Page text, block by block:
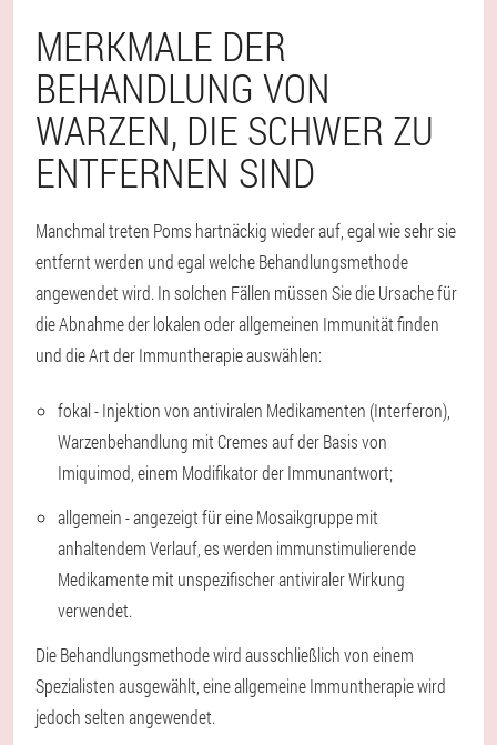
MERKMALE DER
BEHANDLUNG VON
WARZEN, DIE SCHWER ZU
ENTFERNEN SIND
Manchmal treten Poms hartnäckig wieder auf, egal wie sehr sie
entfernt werden und egal welche Behandlungsmethode
angewendet wird. In solchen Fällen müssen Sie die Ursache für
die Abnahme der lokalen oder allgemeinen Immunität finden
und die Art der Immuntherapie auswählen:
fokal - Injektion von antiviralen Medikamenten (Interferon),
Warzenbehandlung mit Cremes auf der Basis von
Imiquimod, einem Modifikator der Immunantwort;
allgemein - angezeigt für eine Mosaikgruppe mit
anhaltendem Verlauf, es werden immunstimulierende
Medikamente mit unspezifischer antiviraler Wirkung
verwendet.
Die Behandlungsmethode wird ausschließlich von einem
Spezialisten ausgewählt, eine allgemeine Immuntherapie wird
jedoch selten angewendet.